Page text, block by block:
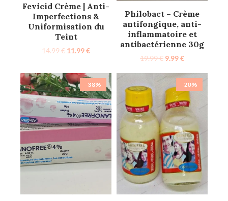
Fevicid Crème | Anti-
Imperfections &
Uniformisation du
Teint
14.99€ 11.99€
Philobact – Crème
antifongique, anti-
inflammatoire et
antibactérienne 30g
19.99€ 9.99€
-38% -20%